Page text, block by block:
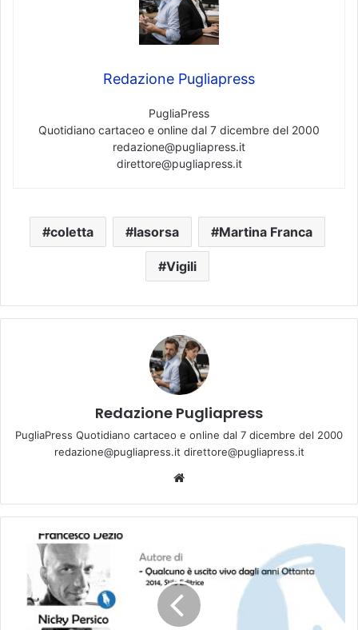
Redazione Pugliapress
PugliaPress
Quotidiano cartaceo e online dal 7 dicembre del 2000
redazione@pugliapress.it
direttore@pugliapress.it
coletta lasorsa Martina Franca
Vigili
Redazione Pugliapress
PugliaPress Quotidiano cartaceo e online dal 7 dicembre del 2000
redazione@pugliapress.it direttore@pugliapress.it
te